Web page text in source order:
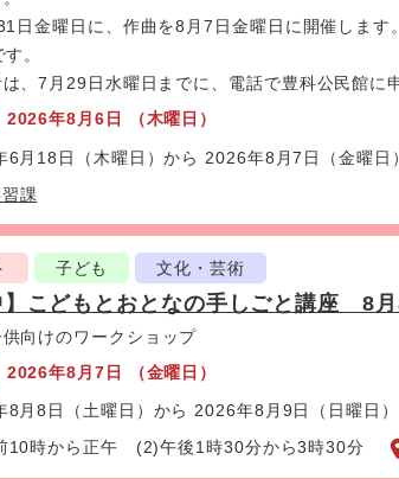
日金曜日に、作曲を8月7日金曜日に開催しま
。
、7月29日水曜日までに、電話で豊科公民館に
2026年8月6日 （木曜日）
6月18日（木曜日）から 2026年8月7日（金曜日
課
子ども 文化・芸術
】こどもとおとなの手しごと講座 8
向けのワークショップ
2026年8月7日 （金曜日）
8月8日（土曜日）から 2026年8月9日（日曜日）
10時から正午 (2)午後1時30分から3時30分